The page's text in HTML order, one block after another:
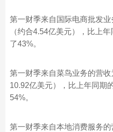
第一财季来自国际电商批发
（约合4.54亿美元），比上
了43%。
第一财季来自菜鸟业务的营
10.92亿美元），比上年同期
54%。
第一财季来自本地消费服务